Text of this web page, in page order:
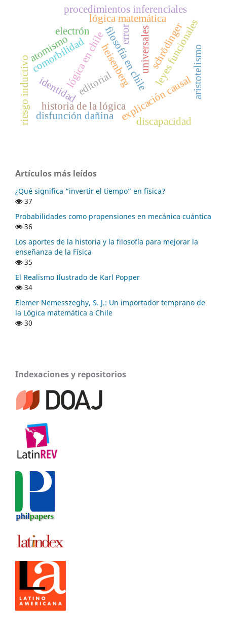
filosofía en chile
lógica en chile
identidad
lógica matemática
historia de la lógica
error
procedimientos inferenciales
explicación causal
disfunción dañina
discapacidad
comorbilidad universalesleyes funcionales
aristotelismo
electrón
atomismo heisenberg schrödinger
editorial
riesgo inductivo
Artículos más leídos
¿Qué significa “invertir el tiempo” en física?
37
Probabilidades como propensiones en mecánica cuántica
36
Los aportes de la historia y la filosofía para mejorar la
enseñanza de la Física
35
El Realismo Ilustrado de Karl Popper
34
Elemer Nemesszeghy, S. J.: Un importador temprano de
la Lógica matemática a Chile
30
Indexaciones y repositorios